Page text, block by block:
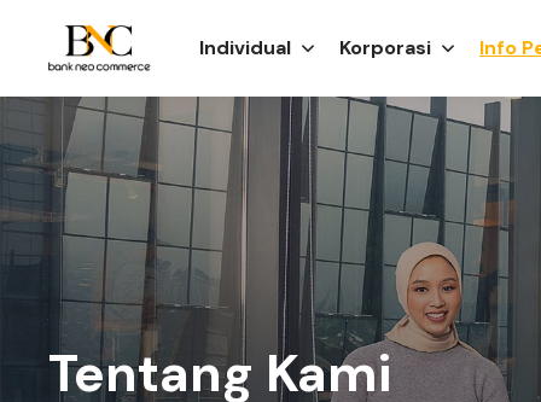
Individual Korporasi Info
Tentang Kami